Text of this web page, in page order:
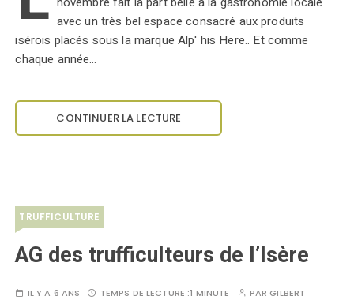
avec un très bel espace consacré aux produits
isérois placés sous la marque Alp' his Here.. Et comme
chaque année…
CONTINUER LA LECTURE
TRUFFICULTURE
AG des trufficulteurs de l’Isère
IL Y A 6 ANS TEMPS DE LECTURE :1 MINUTE PARGILBERT